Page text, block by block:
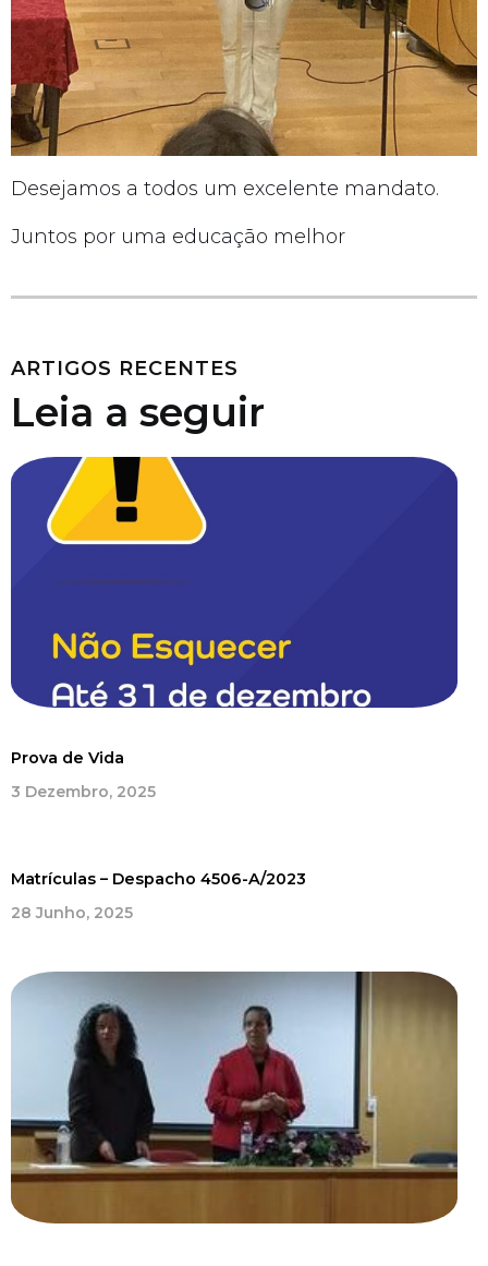
Desejamos a todos um excelente mandato.
Juntos por uma educação melhor
ARTIGOS RECENTES
Leia a seguir
Prova de Vida
3 Dezembro, 2025
Matrículas – Despacho 4506-A/2023
28 Junho, 2025